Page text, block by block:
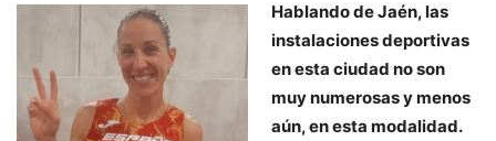
Hablando de Jaén, las
instalaciones deportivas
en esta ciudad no son
muy numerosas y menos
aún, en esta modalidad.